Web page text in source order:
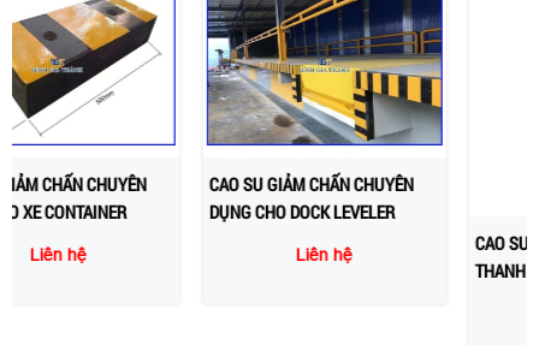
CAO SU GIẢM CHẤN CHUYÊN
DỤNG CHO DOCK LEVELER
CAO SU GIẢM CHẤN DẠNG
THANH 0,5m